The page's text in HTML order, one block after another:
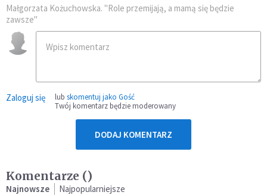
Małgorzata Kożuchowska. "Role przemijają, a mamą się będzie
zawsze"
Zaloguj się lub skomentuj jako Gość
Twój komentarz będzie moderowany
DODAJ KOMENTARZ
Komentarze ()
Najnowsze Najpopularniejsze